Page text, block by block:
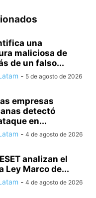
una
maliciosa de
de un falso...
- 5 de agosto de 2026
empresas
detectó
en...
- 4 de agosto de 2026
analizan el
Ley Marco de...
- 4 de agosto de 2026